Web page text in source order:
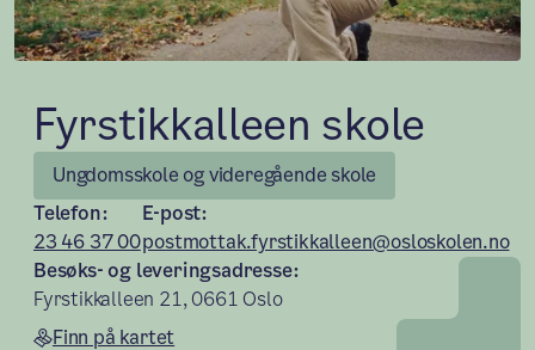
Fyrstikkalleen skole
Ungdomsskole og videregående skole
Telefon:
23 46 37 00
E-post:
postmottak.fyrstikkalleen@osloskolen.no
Besøks- og leveringsadresse:
Fyrstikkalleen 21, 0661 Oslo
Finn på kartet